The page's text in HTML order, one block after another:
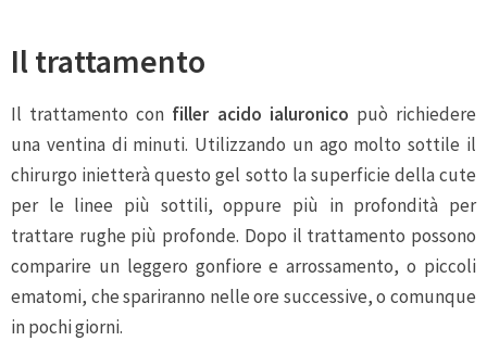
Il trattamento
Il trattamento con filler acido ialuronico può richiedere
una ventina di minuti. Utilizzando un ago molto sottile il
chirurgo inietterà questo gel sotto la superficie della cute
per le linee più sottili, oppure più in profondità per
trattare rughe più profonde. Dopo il trattamento possono
comparire un leggero gonfiore e arrossamento, o piccoli
ematomi, che spariranno nelle ore successive, o comunque
in pochi giorni.